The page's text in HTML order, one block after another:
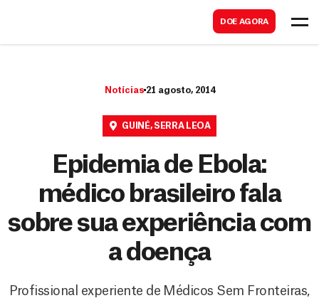
DOE AGORA
Notícias 21 agosto, 2014
GUINÉ, SERRA LEOA
Epidemia de Ebola:
médico brasileiro fala
sobre sua experiência com
a doença
Profissional experiente de Médicos Sem Fronteiras,
a
r